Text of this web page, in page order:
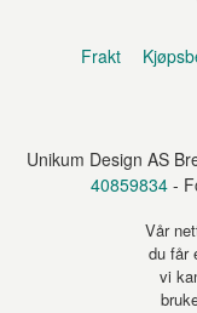
Frakt
Unikum Design AS
40859834 -
Vår
du får
vi